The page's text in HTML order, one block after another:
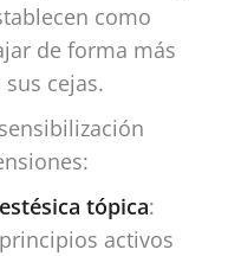
como
de forma más
cejas.
tópica:
activos